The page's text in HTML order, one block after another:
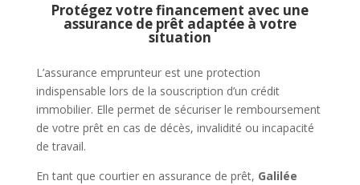
Protégez votre financement avec une
assurance de prêt adaptée à votre
situation
L’assurance emprunteur est une protection
indispensable lors de la souscription d’un crédit
immobilier. Elle permet de sécuriser le remboursement
de votre prêt en cas de décès, invalidité ou incapacité
de travail.
En tant que courtier en assurance de prêt, Galilée